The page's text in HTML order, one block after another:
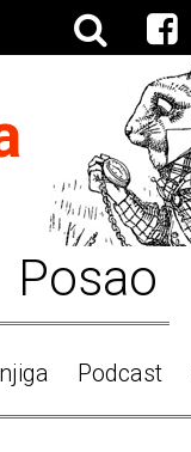
Posao
Podcast